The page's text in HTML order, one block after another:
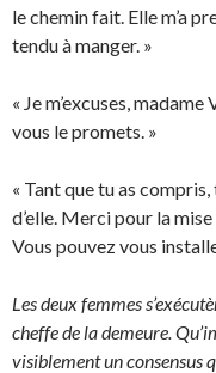
le chemin fait. Elle m’a
tendu à manger. »
« Je m’excuses,
vous le promets. »
« Tant que tu as
d’elle. Merci pour la
Vous pouvez vous
Les deux femmes
cheffe de la demeure.
visiblement un consensus